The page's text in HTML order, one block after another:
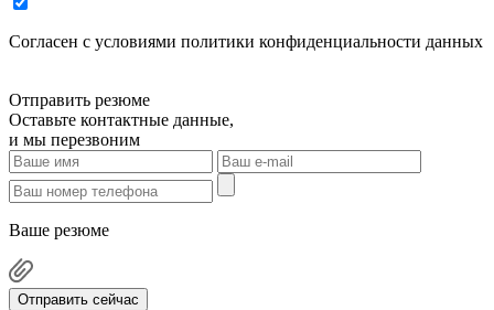
Cогласен с условиями политики конфиденциальности данных
Отправить резюме
Оставьте контактные данные,
и мы перезвоним
Ваше резюме
Отправить сейчас